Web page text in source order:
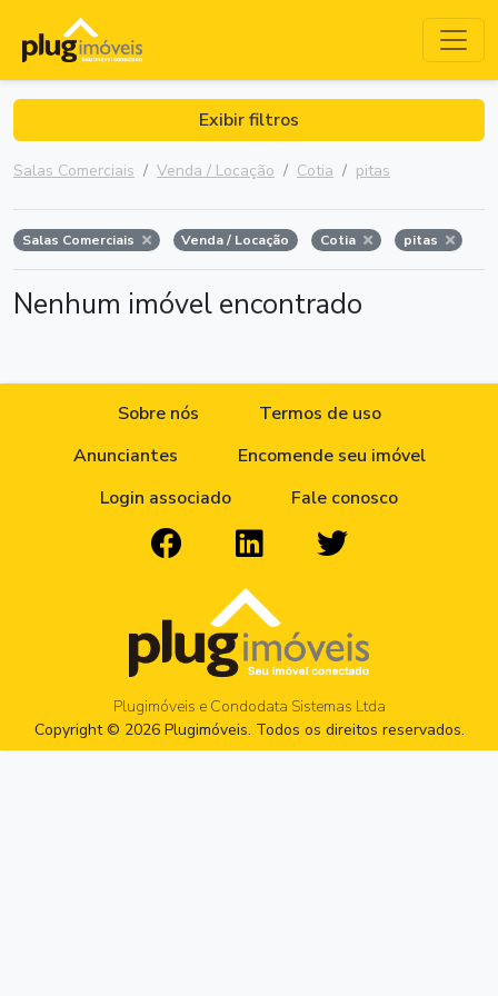
Exibir filtros
Salas Comerciais Venda / Locação Cotia pitas
Salas Comerciais Venda / Locação Cotia pitas
Nenhum imóvel encontrado
Sobre nós
Termos de uso
Anunciantes
Encomende seu imóvel
Login associado
Fale conosco
Plugimóveis e Condodata Sistemas Ltda
Copyright © 2026 Plugimóveis. Todos os direitos reservados.